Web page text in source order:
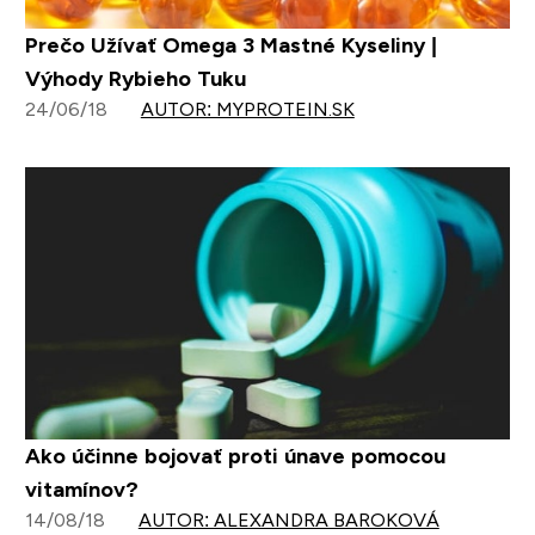
Prečo Užívať Omega 3 Mastné Kyseliny |
Výhody Rybieho Tuku
24/06/18 AUTOR: MYPROTEIN.SK
Ako účinne bojovať proti únave pomocou
vitamínov?
14/08/18 AUTOR: ALEXANDRA BAROKOVÁ